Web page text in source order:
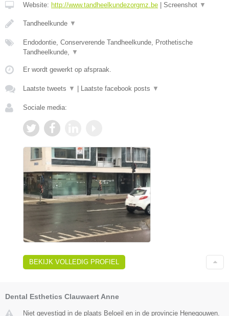
Website: http://www.tandheelkundezorgmz.be Screenshot ▼
Tandheelkunde ▼
Endodontie, Conserverende Tandheelkunde, Prothetische
Tandheelkunde,
▼
Er wordt gewerkt op afspraak.
Laatste tweets ▼ Laatste facebook posts ▼
Sociale media:
BEKIJK VOLLEDIG PROFIEL
Dental Esthetics Clauwaert Anne
Niet gevestigd in de plaats Beloeil en in de provincie Henegouwen.